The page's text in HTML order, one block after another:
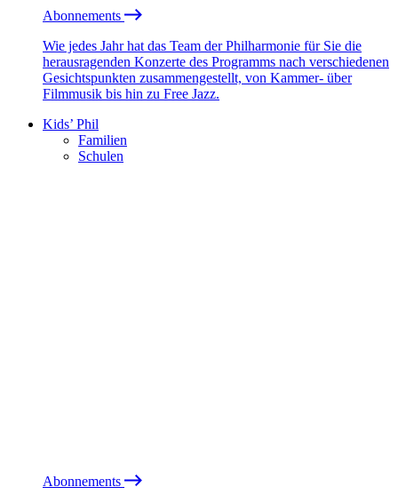
Abonnements
Wie jedes Jahr hat das Team der Philharmonie für Sie die
herausragenden Konzerte des Programms nach verschiedenen
Gesichtspunkten zusammengestellt, von Kammer- über
Filmmusik bis hin zu Free Jazz.
Kids’ Phil
Familien
Schulen
Abonnements